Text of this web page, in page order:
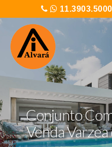
11.3903.5000
Conjunto
Venda